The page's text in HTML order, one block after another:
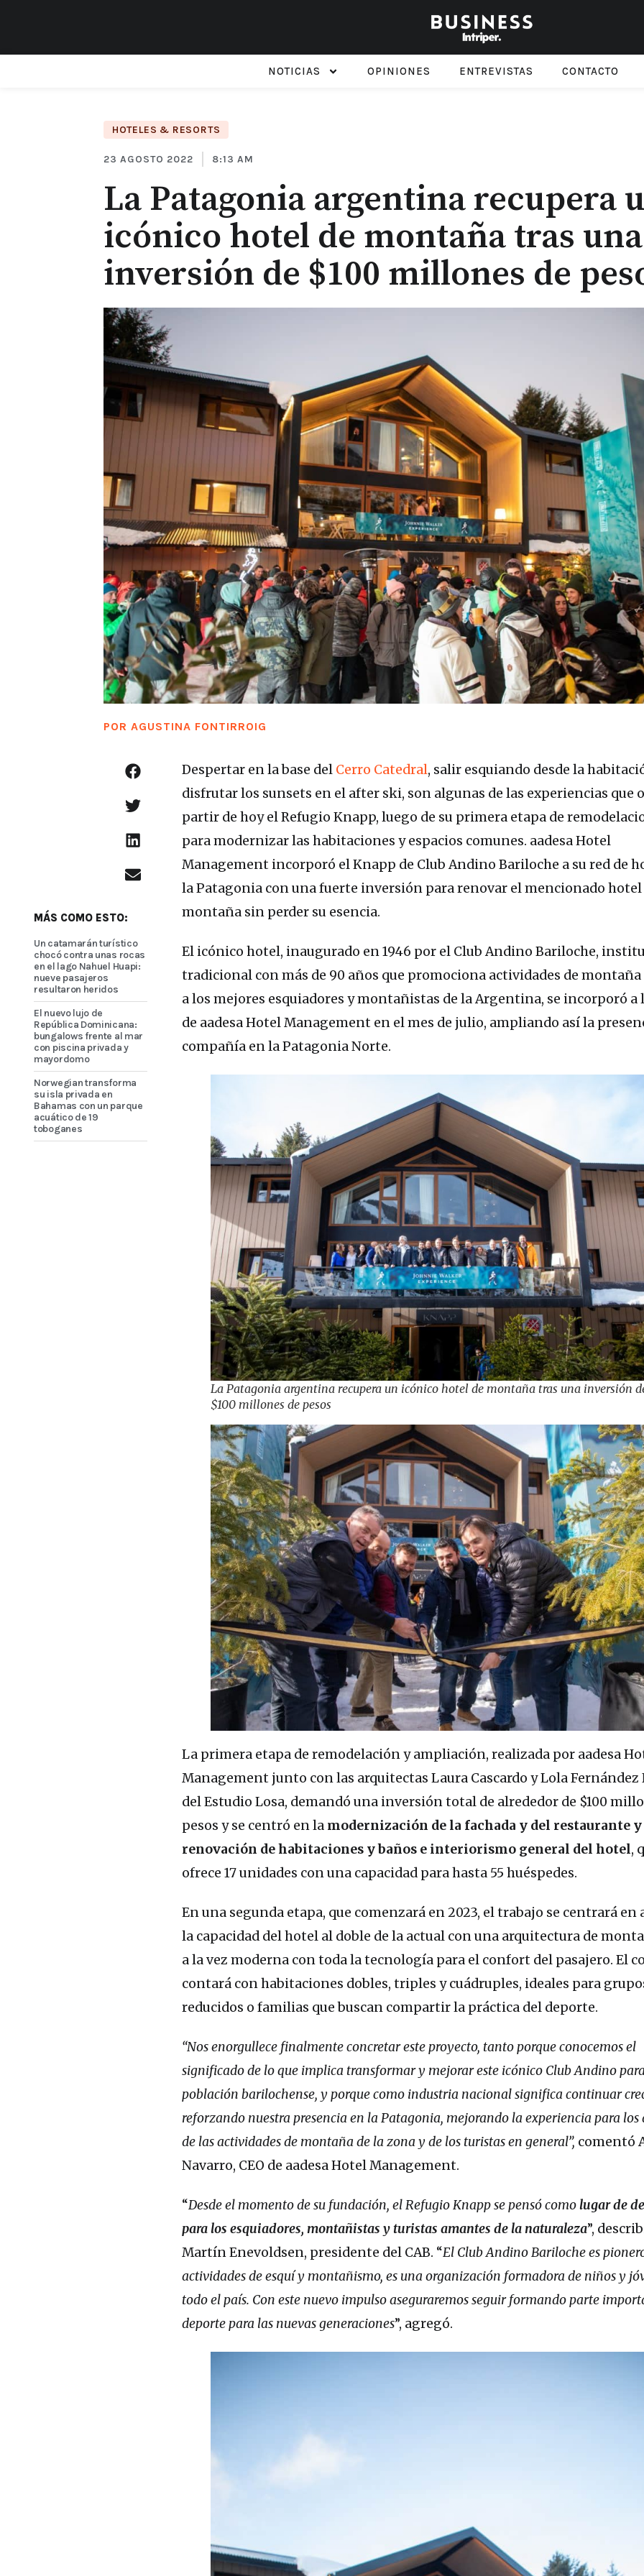
NOTICIAS OPINIONES ENTREVISTAS CONTACTO
HOTELES & RESORTS
23 AGOSTO 2022 8:13 AM
La Patagonia argentina recupera
icónico hotel de montaña tras una
inversión de $100 millones de
POR AGUSTINA FONTIRROIG
MÁS COMO ESTO:
Un catamarán turístico
chocó contra unas rocas
en el lago Nahuel Huapi:
nueve pasajeros
resultaron heridos
El nuevo lujo de
República Dominicana:
bungalows frente al mar
con piscina privada y
mayordomo
Norwegian transforma
su isla privada en
Bahamas con un parque
acuático de 19
toboganes
Despertar en la base del Cerro Catedral, salir esquiando desde la
disfrutar los sunsets en el after ski, son algunas de las experiencias que
partir de hoy el Refugio Knapp, luego de su primera etapa de
para modernizar las habitaciones y espacios comunes. aadesa Hotel
Management incorporó el Knapp de Club Andino Bariloche a su red de
la Patagonia con una fuerte inversión para renovar el mencionado hotel
montaña sin perder su esencia.
El icónico hotel, inaugurado en 1946 por el Club Andino Bariloche,
tradicional con más de 90 años que promociona actividades de
a los mejores esquiadores y montañistas de la Argentina, se incorporó a
de aadesa Hotel Management en el mes de julio, ampliando así la
compañía en la Patagonia Norte.
La Patagonia argentina recupera un icónico hotel de montaña tras una inversión
$100 millones de pesos
La primera etapa de remodelación y ampliación, realizada por aadesa
Management junto con las arquitectas Laura Cascardo y Lola Fernández
del Estudio Losa, demandó una inversión total de alrededor de $100
pesos y se centró en la modernización de la fachada y del restaurante
renovación de habitaciones y baños e interiorismo general del hotel,
ofrece 17 unidades con una capacidad para hasta 55 huéspedes.
En una segunda etapa, que comenzará en 2023, el trabajo se centrará en
la capacidad del hotel al doble de la actual con una arquitectura de
a la vez moderna con toda la tecnología para el confort del pasajero. El
contará con habitaciones dobles, triples y cuádruples, ideales para
reducidos o familias que buscan compartir la práctica del deporte.
“Nos enorgullece finalmente concretar este proyecto, tanto porque conocemos el
significado de lo que implica transformar y mejorar este icónico Club Andino
población barilochense, y porque como industria nacional significa continuar
reforzando nuestra presencia en la Patagonia, mejorando la experiencia para los
de las actividades de montaña de la zona y de los turistas en general”, comentó
Navarro, CEO de aadesa Hotel Management.
“Desde el momento de su fundación, el Refugio Knapp se pensó comolugar de
para los esquiadores, montañistas y turistas amantes de la naturaleza”,
Martín Enevoldsen, presidente del CAB. “El Club Andino Bariloche es
actividades de esquí y montañismo, es una organización formadora de niños y
todo el país. Con este nuevo impulso aseguraremos seguir formando parte
deporte para las nuevas generaciones”, agregó.